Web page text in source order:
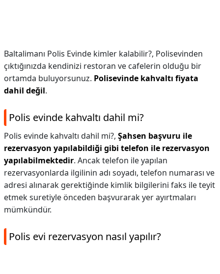
Baltalimanı Polis Evinde kimler kalabilir?, Polisevinden
çıktığınızda kendinizi restoran ve cafelerin olduğu bir
ortamda buluyorsunuz. Polisevinde kahvaltı fiyata
dahil değil.
Polis evinde kahvaltı dahil mi?
Polis evinde kahvaltı dahil mi?, Şahsen başvuru ile
rezervasyon yapılabildiği gibi telefon ile rezervasyon
yapılabilmektedir. Ancak telefon ile yapılan
rezervasyonlarda ilgilinin adı soyadı, telefon numarası ve
adresi alınarak gerektiğinde kimlik bilgilerini faks ile teyit
etmek suretiyle önceden başvurarak yer ayırtmaları
mümkündür.
Polis evi rezervasyon nasıl yapılır?